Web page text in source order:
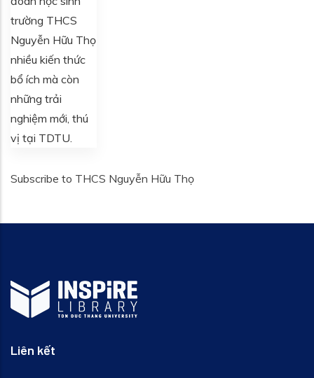
trường THCS
Nguyễn Hữu Thọ
nhiều kiến thức
bổ ích mà còn
những trải
nghiệm mới, thú
vị tại TDTU.
Subscribe to THCS Nguyễn Hữu Thọ
Liên kết